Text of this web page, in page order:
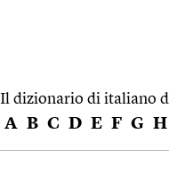
Il dizionario di italiano
A B C D E F G H